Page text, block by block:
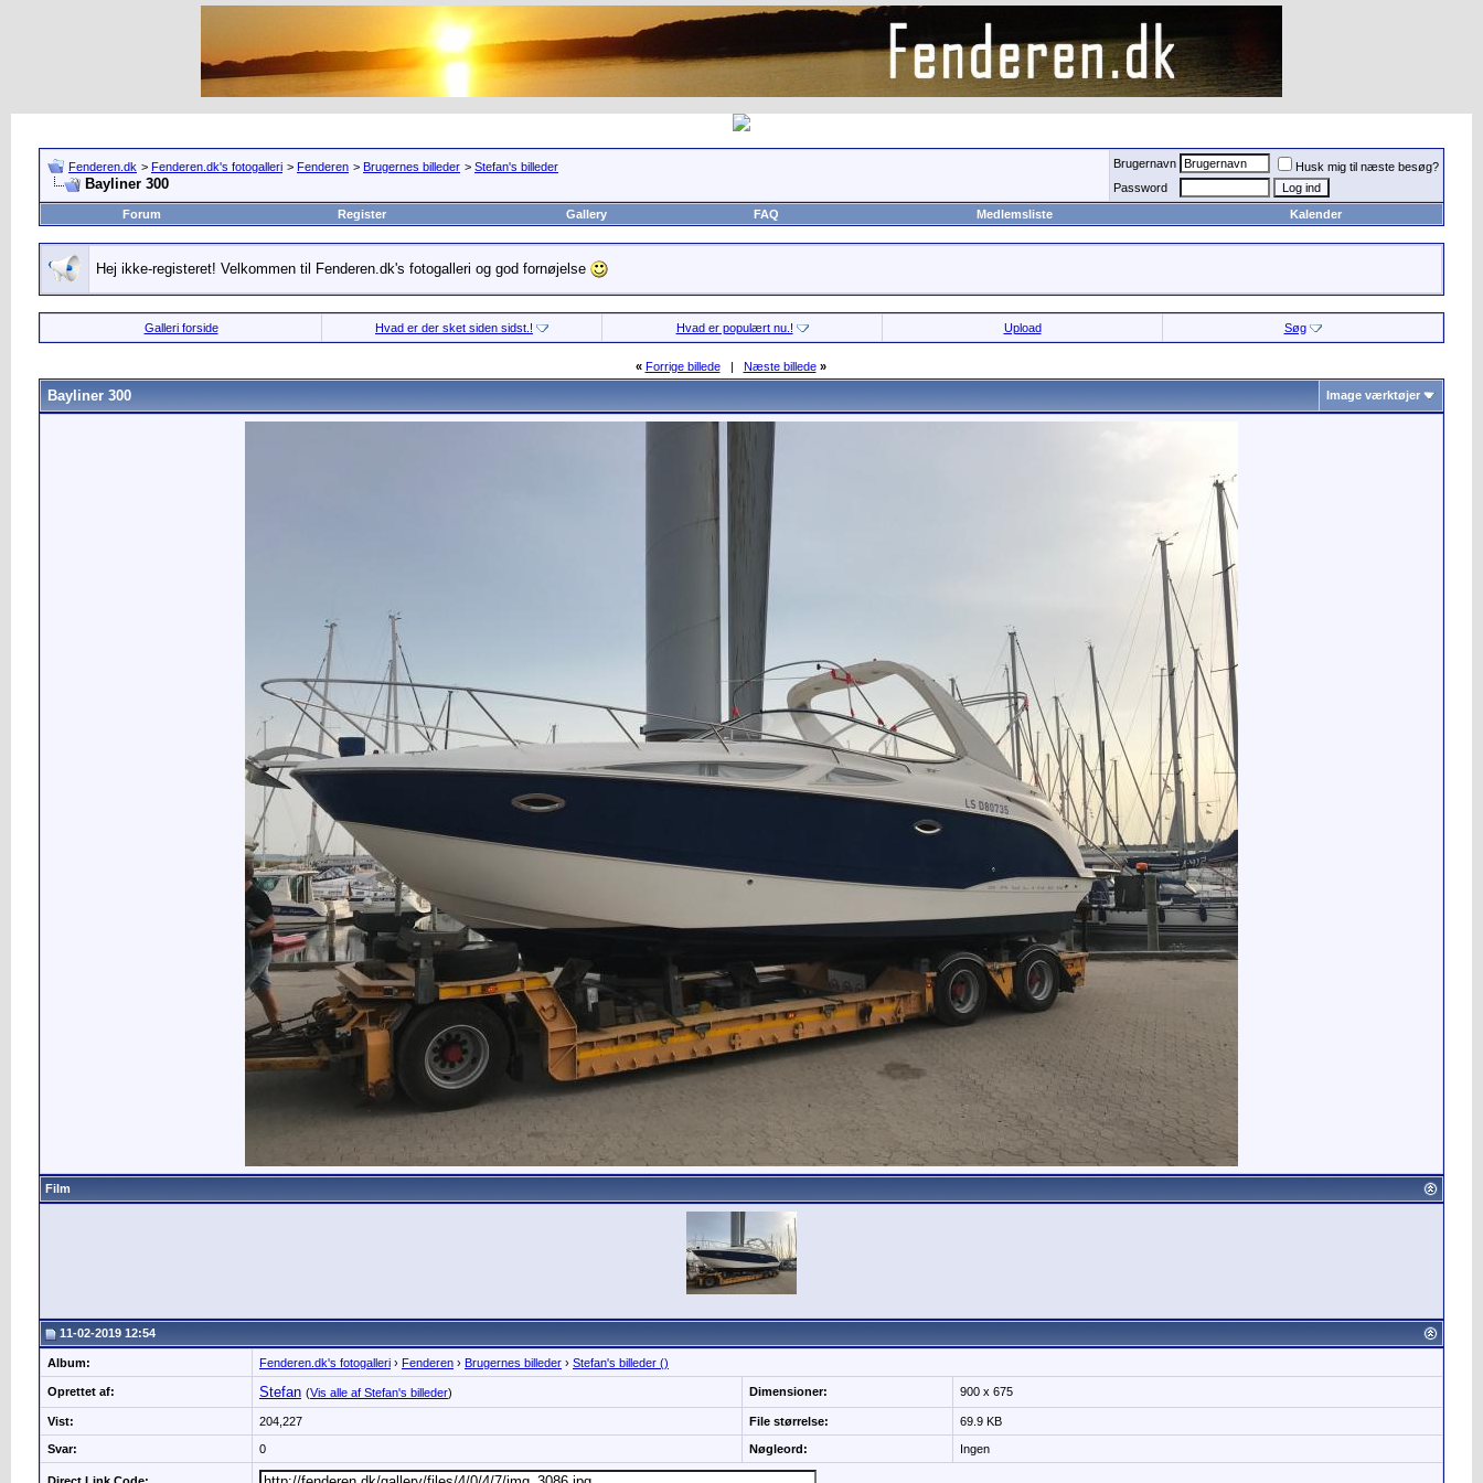
Fenderen.dk > Fenderen.dk's fotogalleri > Fenderen > Brugernes billeder > Stefan's billeder
Bayliner 300
Brugernavn
Husk mig til næste besøg?
Password
Forum
Register Gallery FAQ Medlemsliste Kalender
Hej ikke-registeret! Velkommen til Fenderen.dk's fotogalleri og god fornøjelse
Galleri forside Hvad er der sket siden sidst.! Hvad er populært nu.! Upload Søg
« Forrige billede| Næste billede »
Bayliner 300 Image værktøjer
Film
11-02-2019 12:54
Album: Fenderen.dk's fotogalleri › Fenderen › Brugernes billeder › Stefan's billeder ()
Oprettet af: Stefan (Vis alle af Stefan's billeder) Dimensioner: 900 x 675
Vist: 204,227 File størrelse: 69.9 KB
Svar: 0 Nøgleord: Ingen